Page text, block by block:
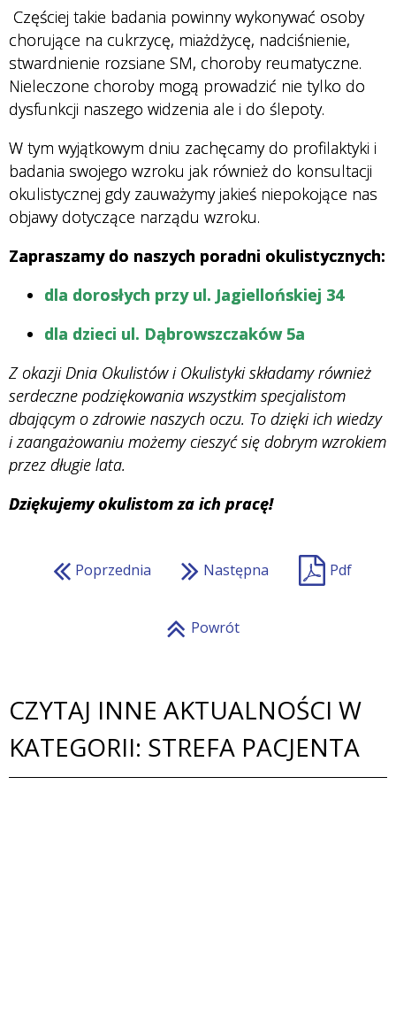
Częściej takie badania powinny wykonywać osoby
chorujące na cukrzycę, miażdżycę, nadciśnienie,
stwardnienie rozsiane SM, choroby reumatyczne.
Nieleczone choroby mogą prowadzić nie tylko do
dysfunkcji naszego widzenia ale i do ślepoty.
W tym wyjątkowym dniu zachęcamy do profilaktyki i
badania swojego wzroku jak również do konsultacji
okulistycznej gdy zauważymy jakieś niepokojące nas
objawy dotyczące narządu wzroku.
Zapraszamy do naszych poradni okulistycznych:
dla dorosłych przy ul. Jagiellońskiej 34
dla dzieci ul. Dąbrowszczaków 5a
Z okazji Dnia Okulistów i Okulistyki składamy również
serdeczne podziękowania wszystkim specjalistom
dbającym o zdrowie naszych oczu. To dzięki ich wiedzy
i zaangażowaniu możemy cieszyć się dobrym wzrokiem
przez długie lata.
Dziękujemy okulistom za ich pracę!
Poprzednia Następna Pdf
Powrót
CZYTAJ INNE AKTUALNOŚCI W
KATEGORII: STREFA PACJENTA